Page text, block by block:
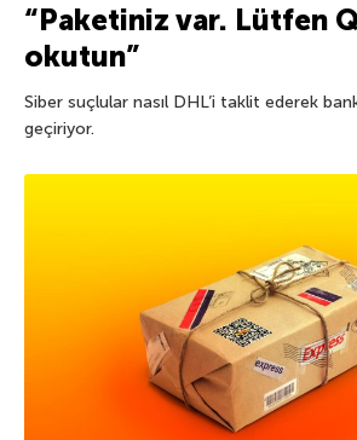
“Paketiniz var. Lütfen
okutun”
Siber suçlular nasıl DHL’i taklit ederek
geçiriyor.